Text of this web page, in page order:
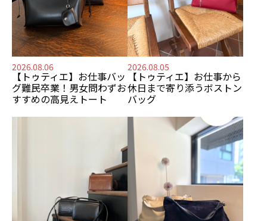
2026.08.06
【トゥティエ】 お仕事バッ
グ難民卒業！ 男女問わずお
すすめの高見えトート
2026.08.05
【トゥティエ】 お仕事から
休日まで寄り添うボストン
バッグ